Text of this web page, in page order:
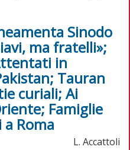
Sinodo
ma fratelli»;
in
Tauran
curiali; Ai
Famiglie
Roma
L. Accattoli